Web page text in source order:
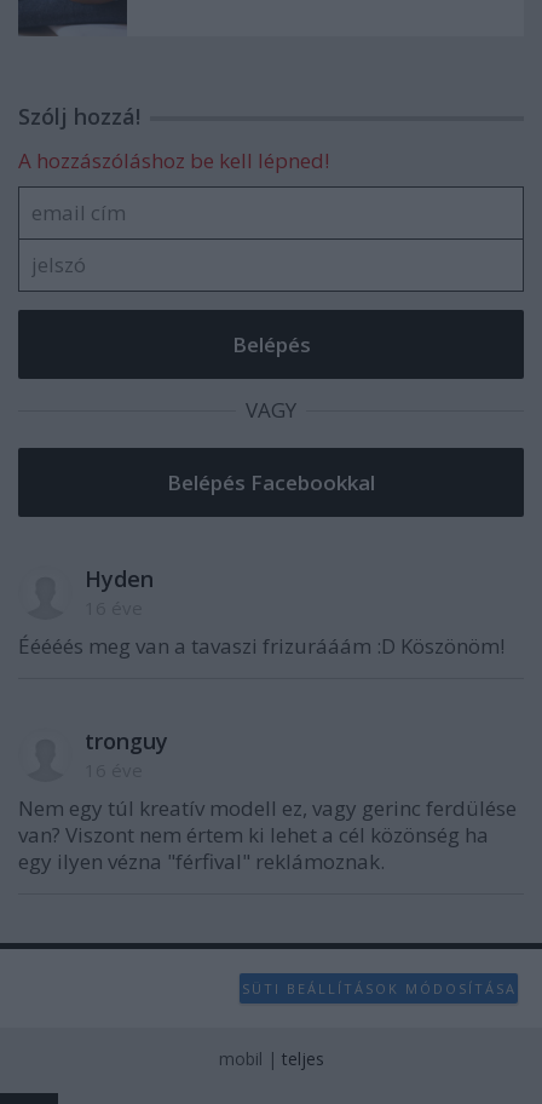
Szólj hozzá!
A hozzászóláshoz be kell lépned!
VAGY
Hyden
Ééééés meg van a tavaszi frizurááám :D Köszönöm!
tronguy
Nem egy túl kreatív modell ez, vagy gerinc ferdülése
van? Viszont nem értem ki lehet a cél közönség ha
egy ilyen vézna "férfival" reklámoznak.
SÜTI BEÁLLÍTÁSOK MÓDOSÍTÁSA
mobil | teljes